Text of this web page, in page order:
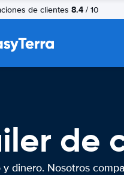
de clientes 8.4 / 10
de
dinero. Nosotros